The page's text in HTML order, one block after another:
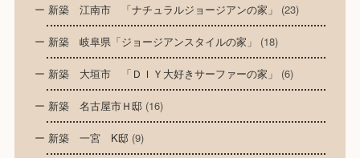
新築 江南市 「ナチュラルジョージアンの家」 (23)
新築 岐阜県「ジョージアンスタイルの家」 (18)
新築 大垣市 「ＤＩＹ大好きサーファーの家」 (6)
新築 名古屋市Ｈ邸(16)
新築 一宮 K邸(9)